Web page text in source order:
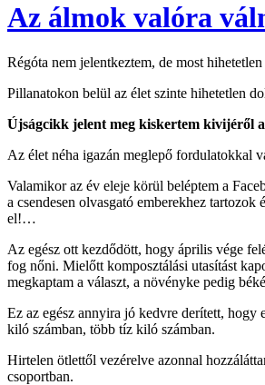
Az álmok valóra
Régóta nem jelentkeztem, de most
Pillanatokon belül az élet szinte hihetetlen
Újságcikk jelent meg kiskertem kivijéről
Az élet néha igazán meglepő fordulatokkal
Valamikor az év eleje körül beléptem a
a csendesen olvasgató emberekhez
el!…
Az egész ott kezdődött, hogy április vége
fog nőni. Mielőtt komposztálási utasítást
megkaptam a választ, a növényke pedig
Ez az egész annyira jó kedvre derített, hogy
kiló számban, több tíz kiló számban.
Hirtelen ötlettől vezérelve azonnal
csoportban.